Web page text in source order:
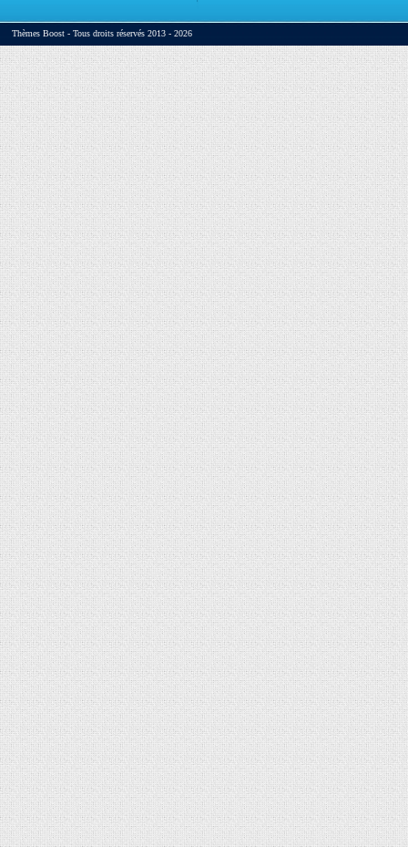
Thèmes Boost - Tous droits réservés 2013 - 2026